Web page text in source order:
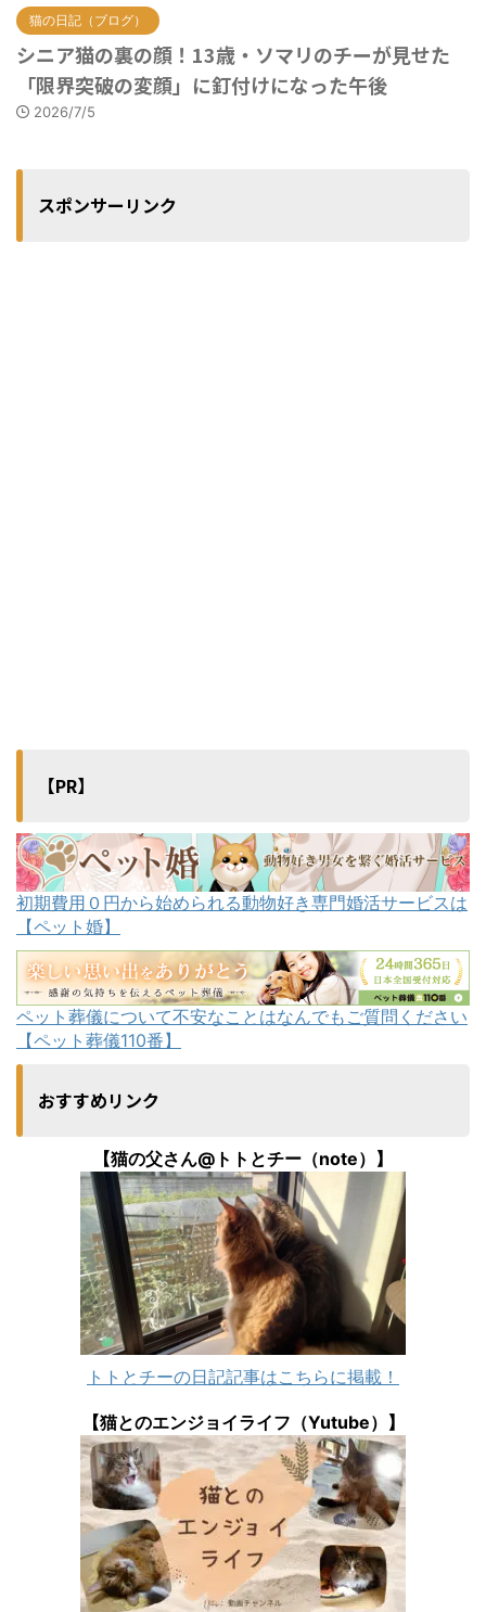
猫の日記（ブログ）
シニア猫の裏の顔！13歳・ソマリのチーが見せた
「限界突破の変顔」に釘付けになった午後
2026/7/5
スポンサーリンク
【PR】
初期費用０円から始められる動物好き専門婚活サービスは
【ペット婚】
ペット葬儀について不安なことはなんでもご質問ください
【ペット葬儀110番】
おすすめリンク
【猫の父さん@トトとチー（note）】
トトとチーの日記記事はこちらに掲載！
【猫とのエンジョイライフ（Yutube）】